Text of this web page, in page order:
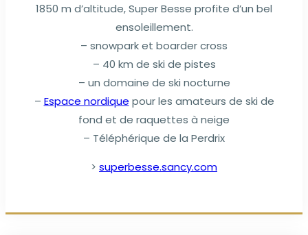
1850 m d’altitude, Super Besse profite d’un bel
ensoleillement.
– snowpark et boarder cross
– 40 km de ski de pistes
– un domaine de ski nocturne
– Espace nordique pour les amateurs de ski de
fond et de raquettes à neige
– Téléphérique de la Perdrix
> superbesse.sancy.com